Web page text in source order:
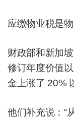
应缴物业税是
财政部和新加
修订年度价值
金上涨了 20%
他们补充说：“